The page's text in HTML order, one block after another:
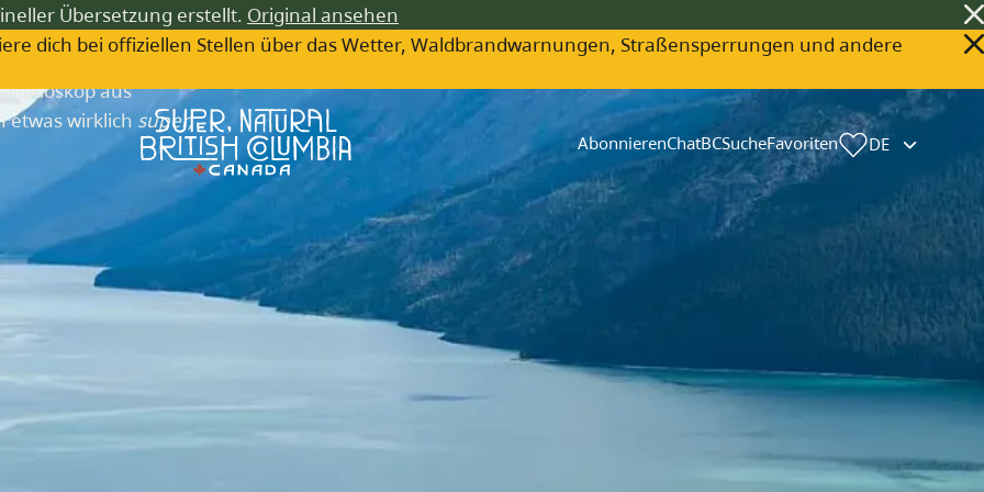
Übersetzung erstellt. Original ansehen
dich bei offiziellen Stellen über das Wetter, Waldbrandwarnungen, Straßensperrungen und andere
AbonnierenChatBCSucheFavoriten
herein
aus
etwas wirklich super,